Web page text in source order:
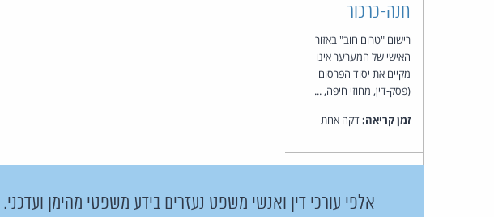
חנה-כרכור
רישום "טרום חוב" באזור
האישי של המערער אינו
מקיים את יסוד הפרסום
(פסק-דין, מחוזי חיפה, ...
זמן קריאה:דקה אחת
אלפי עורכי דין ואנשי משפט נעזרים בידע משפטי מהימן